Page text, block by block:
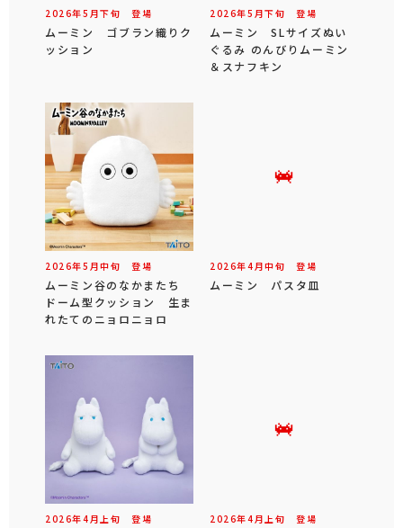
2026年5 月下旬 登場
ムーミン ゴブラン織りク
ッション
2026年5 月下旬 登場
ムーミン SLサイズぬい
ぐるみ のんびりムーミン
＆スナフキン
2026年5 月中旬 登場
ムーミン谷のなかまたち
ドーム型クッション 生ま
れたてのニョロニョロ
2026年4 月中旬 登場
ムーミン パスタ皿
2026年4 月 上旬 登場 2026年4 月 上旬 登場